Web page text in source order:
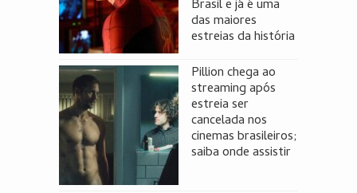
Brasil e já é uma
das maiores
estreias da história
Pillion chega ao
streaming após
estreia ser
cancelada nos
cinemas brasileiros;
saiba onde assistir